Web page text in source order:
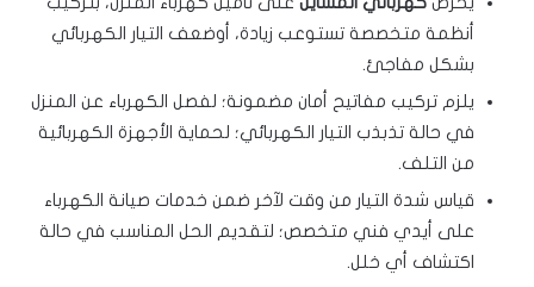
أنظمة متخصصة تستوعب زيادة، أوضعف التيار الكهربائي
بشكل مفاجئ.
يلزم تركيب مفاتيح أمان مضمونة؛ لفصل الكهرباء عن المنزل
في حالة تذبذب التيار الكهربائي؛ لحماية الأجهزة الكهربائية
من التلف.
قياس شدة التيار من وقت لآخر ضمن خدمات صيانة الكهرباء
على أيدي فني متخصص؛ لتقديم الحل المناسب في حالة
اكتشاف أي خلل.